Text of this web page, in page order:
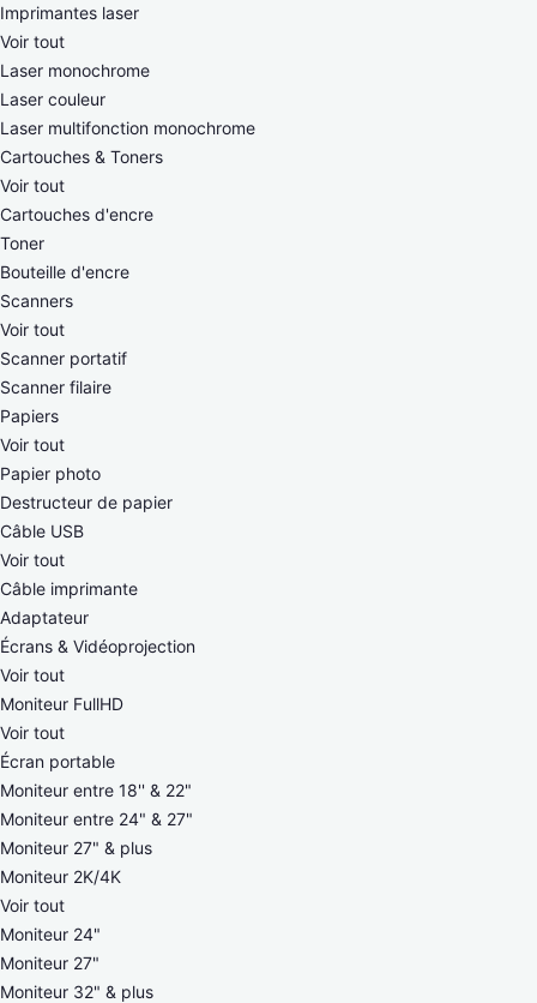
Imprimantes laser
Voir tout
Laser monochrome
Laser couleur
Laser multifonction monochrome
Cartouches & Toners
Voir tout
Cartouches d'encre
Toner
Bouteille d'encre
Scanners
Voir tout
Scanner portatif
Scanner filaire
Papiers
Voir tout
Papier photo
Destructeur de papier
Câble USB
Voir tout
Câble imprimante
Adaptateur
Écrans & Vidéoprojection
Voir tout
Moniteur FullHD
Voir tout
Écran portable
Moniteur entre 18'' & 22"
Moniteur entre 24" & 27"
Moniteur 27" & plus
Moniteur 2K/4K
Voir tout
Moniteur 24"
Moniteur 27"
Moniteur 32" & plus